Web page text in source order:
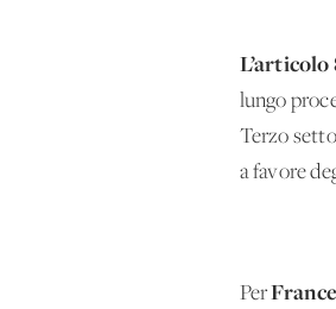
lungo
Terzo
a favore
Per